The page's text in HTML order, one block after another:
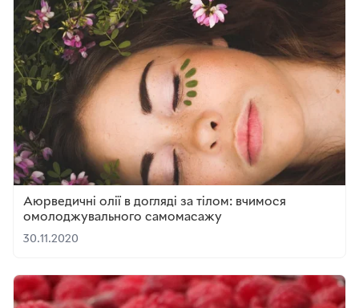
Аюрведичні олії в догляді за тілом: вчимося
омолоджувального самомасажу
30.11.2020